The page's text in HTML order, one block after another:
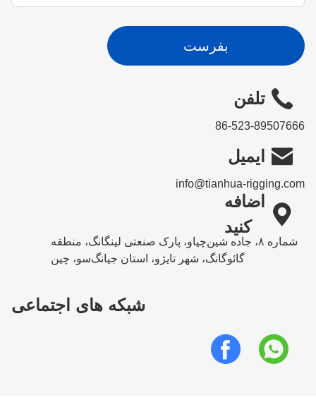
بفرست
تلفن
86-523-89507666
 ایمیل
info@tianhua-rigging.com

اضافه
کنید
شماره ۸، جاده شین‌چیاو، پارک صنعتی لینگانگ، منطقه
گائوگانگ، شهر تایژو، استان جیانگ‌سو، چین
شبکه های اجتماعی